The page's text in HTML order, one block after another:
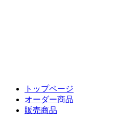
トップページ
オーダー商品
販売商品